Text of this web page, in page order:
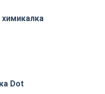
Dot